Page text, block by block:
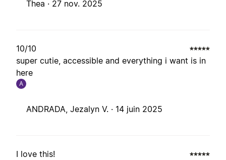
Thea · 27 nov. 2025
10/10
super cutie, accessible and everything i want is in
here
A
ANDRADA, Jezalyn V. · 14 juin 2025
I love this!